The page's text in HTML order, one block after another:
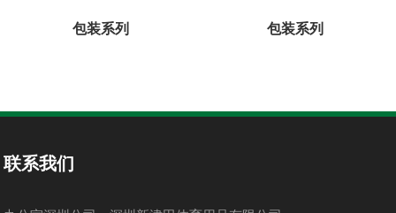
包装系列 包装系列
联系我们